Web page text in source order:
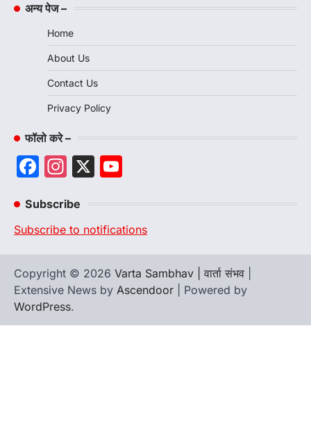
अन्य पेज –
Home
About Us
Contact Us
Privacy Policy
फॉलो करे –
Facebook
Instagram
X
Subscribe
Subscribe to notifications
Copyright © 2026 Varta Sambhav | वार्ता संभव
Extensive News by Ascendoor | Powered by
WordPress.